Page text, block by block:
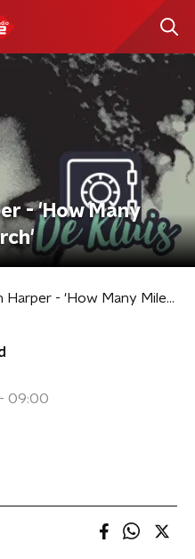
- 'How Many
De Kluis: Ben Harper - 'How Many Miles Must We March'
09:00